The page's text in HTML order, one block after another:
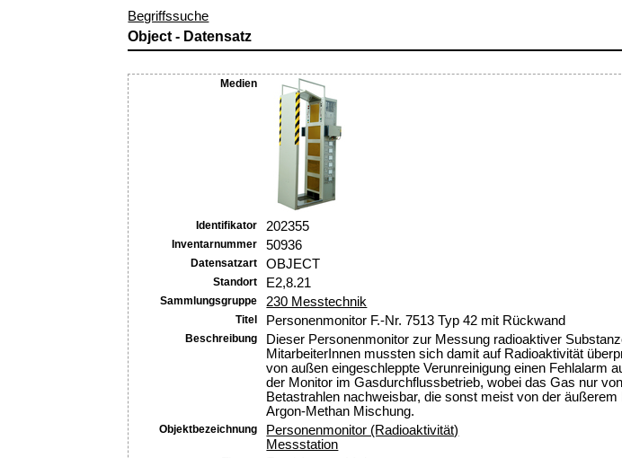
Begriffssuche
Object - Datensatz
Medien
Identifikator 202355
Inventarnummer 50936
Datensatzart OBJECT
Standort E2,8.21
Sammlungsgruppe 230 Messtechnik
Titel Personenmonitor F.-Nr. 7513 Typ 42 mit Rückwand
Beschreibung
Dieser Personenmonitor zur Messung radioaktiver
MitarbeiterInnen mussten sich damit auf Radioaktivität
von außen eingeschleppte Verunreinigung einen Fehlalarm
der Monitor im Gasdurchflussbetrieb, wobei das Gas nur
Betastrahlen nachweisbar, die sonst meist von der
Argon-Methan Mischung.
Objektbezeichnung
Personenmonitor (Radioaktivität)
Messstation